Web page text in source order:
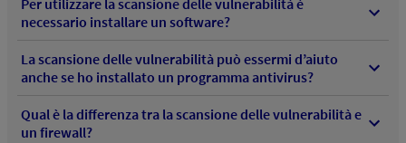
Per utilizzare la scansione delle vulnerabilità è
necessario installare un software?
La scansione delle vulnerabilità può essermi d’aiuto
anche se ho installato un programma antivirus?
Qual è la differenza tra la scansione delle vulnerabilità e
un firewall?